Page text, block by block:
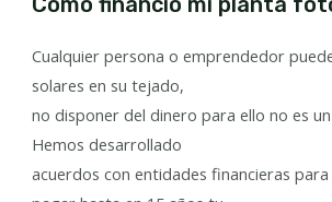
Cualquier persona o emprendedor
solares en su tejado,
no disponer del dinero para ello no es
Hemos desarrollado
acuerdos con entidades financieras